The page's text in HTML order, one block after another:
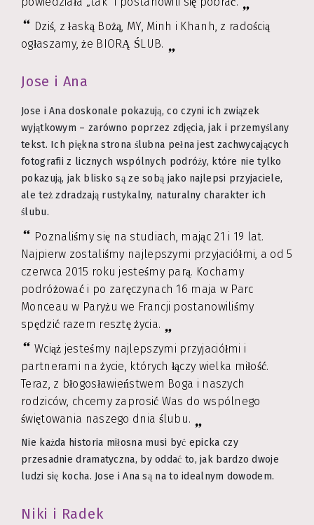
Dziś, z łaską Bożą, MY, Minh i Khanh, z radością
ogłaszamy, że BIORĄ ŚLUB.
Jose i Ana
Jose i Ana doskonale pokazują, co czyni ich związek
wyjątkowym – zarówno poprzez zdjęcia, jak i przemyślany
tekst. Ich piękna strona ślubna pełna jest zachwycających
fotografii z licznych wspólnych podróży, które nie tylko
pokazują, jak blisko są ze sobą jako najlepsi przyjaciele,
ale też zdradzają rustykalny, naturalny charakter ich
ślubu.
Poznaliśmy się na studiach, mając 21 i 19 lat.
Najpierw zostaliśmy najlepszymi przyjaciółmi, a od 5
czerwca 2015 roku jesteśmy parą. Kochamy
podróżować i po zaręczynach 16 maja w Parc
Monceau w Paryżu we Francji postanowiliśmy
spędzić razem resztę życia.
Wciąż jesteśmy najlepszymi przyjaciółmi i
partnerami na życie, których łączy wielka miłość.
Teraz, z błogosławieństwem Boga i naszych
rodziców, chcemy zaprosić Was do wspólnego
świętowania naszego dnia ślubu.
Nie każda historia miłosna musi być epicka czy
przesadnie dramatyczna, by oddać to, jak bardzo dwoje
ludzi się kocha. Jose i Ana są na to idealnym dowodem.
Niki i Radek